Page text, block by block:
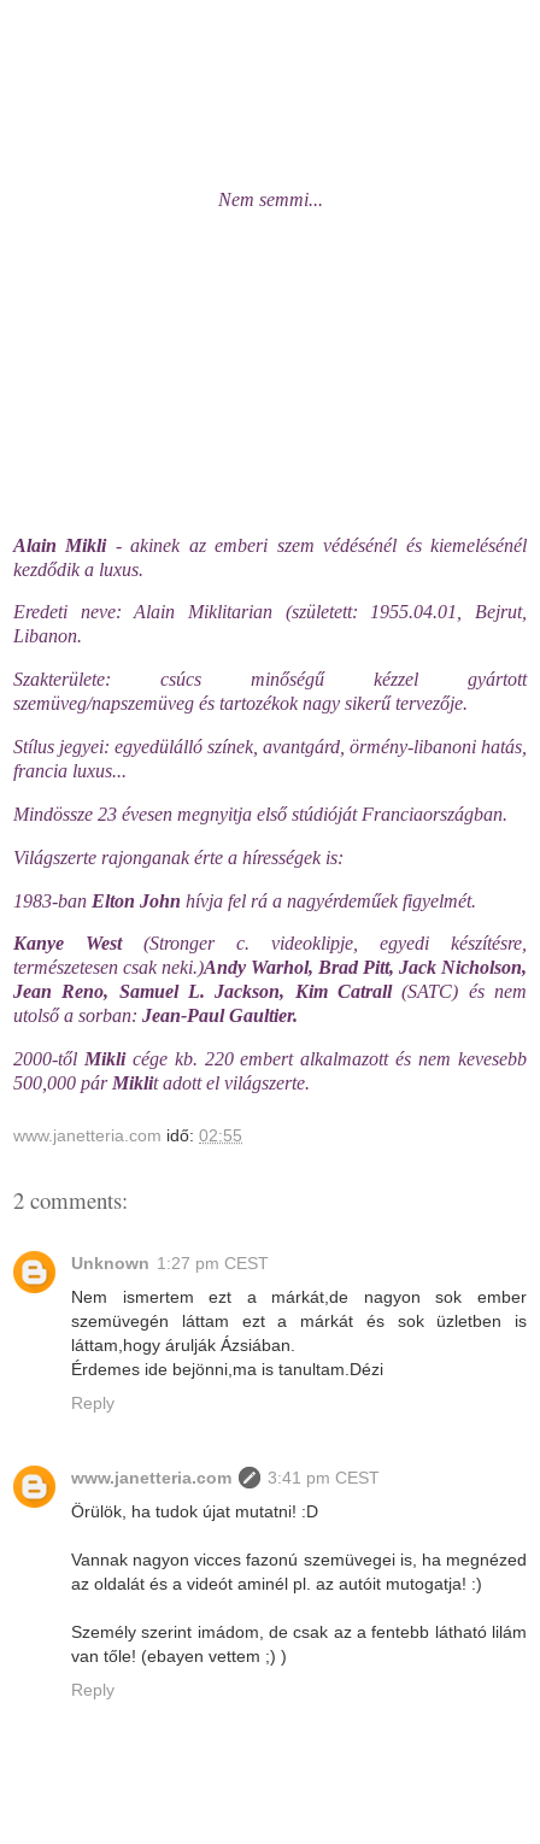
Nem semmi...
Alain Mikli- akinek az emberi szem védésénél és kiemelésénél
kezdődik a luxus.
Eredeti neve:Alain Miklitarian (született: 1955.04.01, Bejrut,
Libanon.
Szakterülete: csúcs minőségűkézzel gyártott
szemüveg/napszemüveg és tartozékoknagy sikerűtervezője.
Stílus jegyei: egyedülálló színek, avantgárd, örmény-libanoni hatás,
francia luxus...
Mindössze 23 évesen megnyitja első stúdióját Franciaországban.
Világszerte rajonganak érte a hírességek is:
1983-ban Elton John hívja fel rá a nagyérdeműek figyelmét.
Kanye West(Strongerc. videoklipje , egyedi készítésre,
természetesen csak neki.)Andy Warhol, Brad Pitt, Jack Nicholson,
Jean Reno, SamuelL.Jackson, KimCatrall(SATC) és nem
utolsőa sorban: Jean-Paul Gaultier.
2000-től Miklicége kb. 220 embert alkalmazott ésnem kevesebb
500,000 pár Miklit adott el világszerte.
www.janetteria.com idő: 02:55
2 comments:
Unknown 1:27 pm CEST
Nem ismertem ezt a márkát,de nagyon sok ember
szemüvegén láttam ezt a márkát és sok üzletben is
láttam,hogy árulják Ázsiában.
Érdemes ide bejönni,ma is tanultam.Dézi
Reply
www.janetteria.com
3:41 pm CEST
Örülök, ha tudok újat mutatni! :D
Vannak nagyon vicces fazonú szemüvegei is, ha megnézed
az oldalát és a videót aminél pl. az autóit mutogatja! :)
Személy szerint imádom, de csak az a fentebb látható lilám
van tőle! (ebayen vettem ;) )
Reply